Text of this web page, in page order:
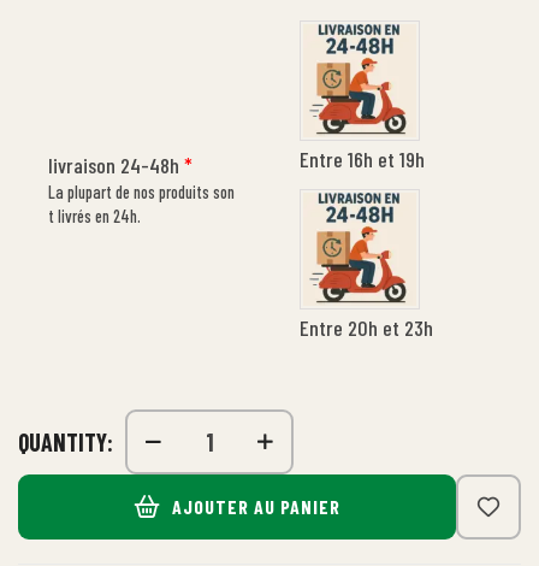
livraison 24-48h*
La plupart de nos produits son
t livrés en 24h.
Entre 16h et 19h
Entre 20h et 23h
QUANTITY:
AJOUTER AU PANIER